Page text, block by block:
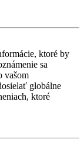
ktoré by
sa
vašom
globálne
ktoré